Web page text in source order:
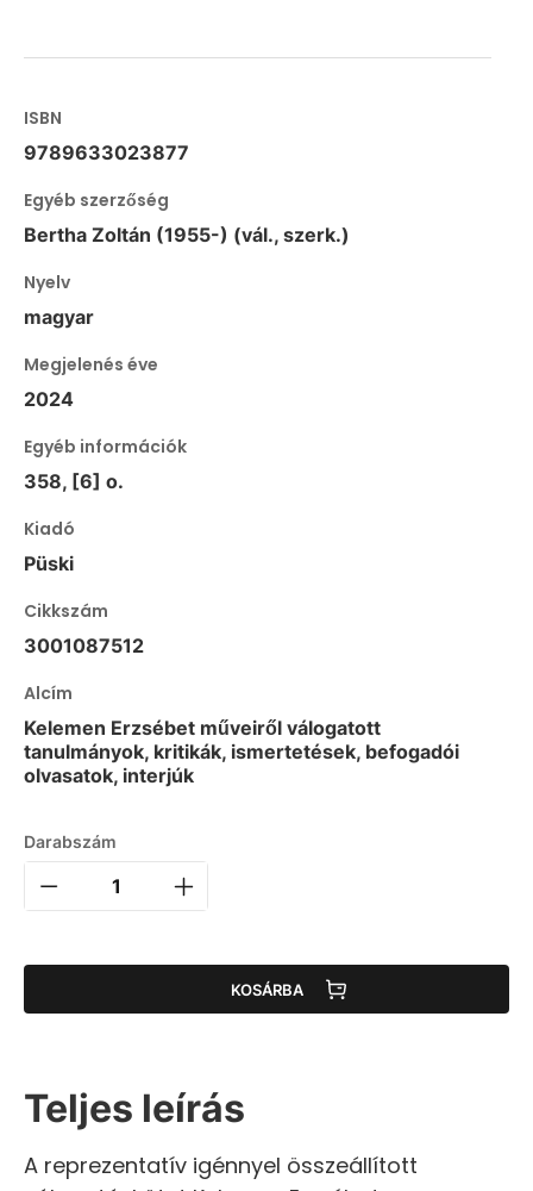
ISBN
9789633023877
Egyéb szerzőség
Bertha Zoltán (1955-) (vál., szerk.)
Nyelv
magyar
Megjelenés éve
2024
Egyéb információk
358, [6] o.
Kiadó
Püski
Cikkszám
3001087512
Alcím
Kelemen Erzsébet műveiről válogatott
tanulmányok, kritikák, ismertetések, befogadói
olvasatok, interjúk
Darabszám
KOSÁRBA
Teljes leírás
A reprezentatív igénnyel összeállított